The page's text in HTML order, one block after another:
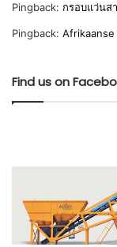
Pingback: กรอบแว่นส
Pingback:
Find us on